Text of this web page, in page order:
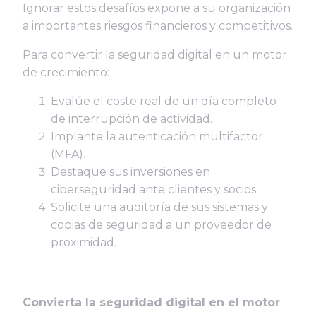
Ignorar estos desafíos expone a su organización
a importantes riesgos financieros y competitivos.
Para convertir la seguridad digital en un motor
de crecimiento:
Evalúe el coste real de un día completo
de interrupción de actividad.
Implante la autenticación multifactor
(MFA).
Destaque sus inversiones en
ciberseguridad ante clientes y socios.
Solicite una auditoría de sus sistemas y
copias de seguridad a un proveedor de
proximidad.
Convierta la seguridad digital en el motor